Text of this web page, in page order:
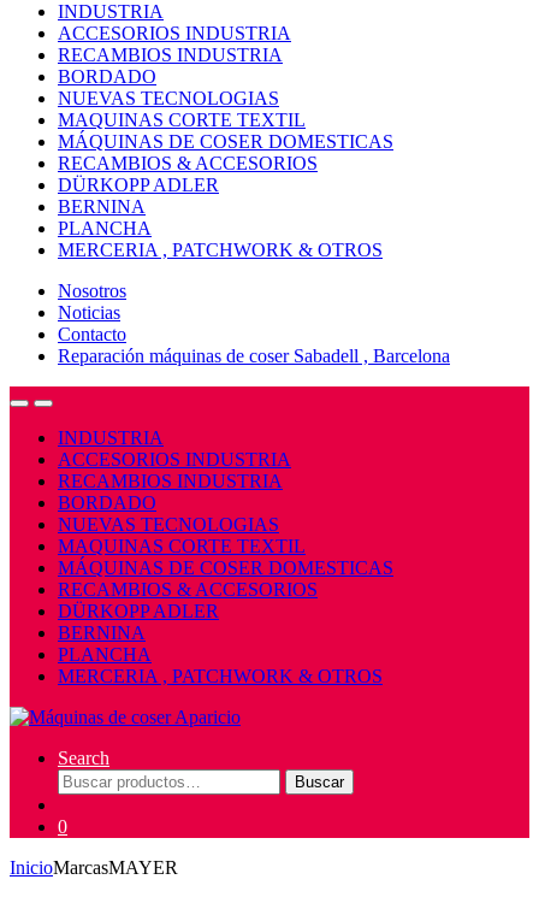
INDUSTRIA
ACCESORIOS INDUSTRIA
RECAMBIOS INDUSTRIA
BORDADO
NUEVAS TECNOLOGIAS
MAQUINAS CORTE TEXTIL
MÁQUINAS DE COSER DOMESTICAS
RECAMBIOS & ACCESORIOS
DÜRKOPP ADLER
BERNINA
PLANCHA
MERCERIA , PATCHWORK & OTROS
Nosotros
Noticias
Contacto
Reparación máquinas de coser Sabadell , Barcelona
OpenClose
INDUSTRIA
ACCESORIOS INDUSTRIA
RECAMBIOS INDUSTRIA
BORDADO
NUEVAS TECNOLOGIAS
MAQUINAS CORTE TEXTIL
MÁQUINAS DE COSER DOMESTICAS
RECAMBIOS & ACCESORIOS
DÜRKOPP ADLER
BERNINA
PLANCHA
MERCERIA , PATCHWORK & OTROS
Search
Buscar
por:
Buscar
0
InicioMarcasMAYER